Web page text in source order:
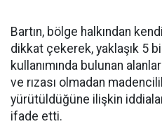
Bartın, bölge halkından
dikkat çekerek, yaklaşık 5
kullanımında bulunan
ve rızası olmadan
yürütüldüğüne ilişkin
ifade etti.